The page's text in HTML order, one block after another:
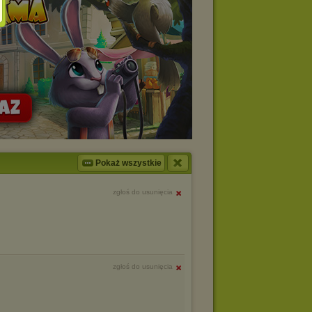
Pokaż wszystkie
zgłoś do usunięcia
zgłoś do usunięcia